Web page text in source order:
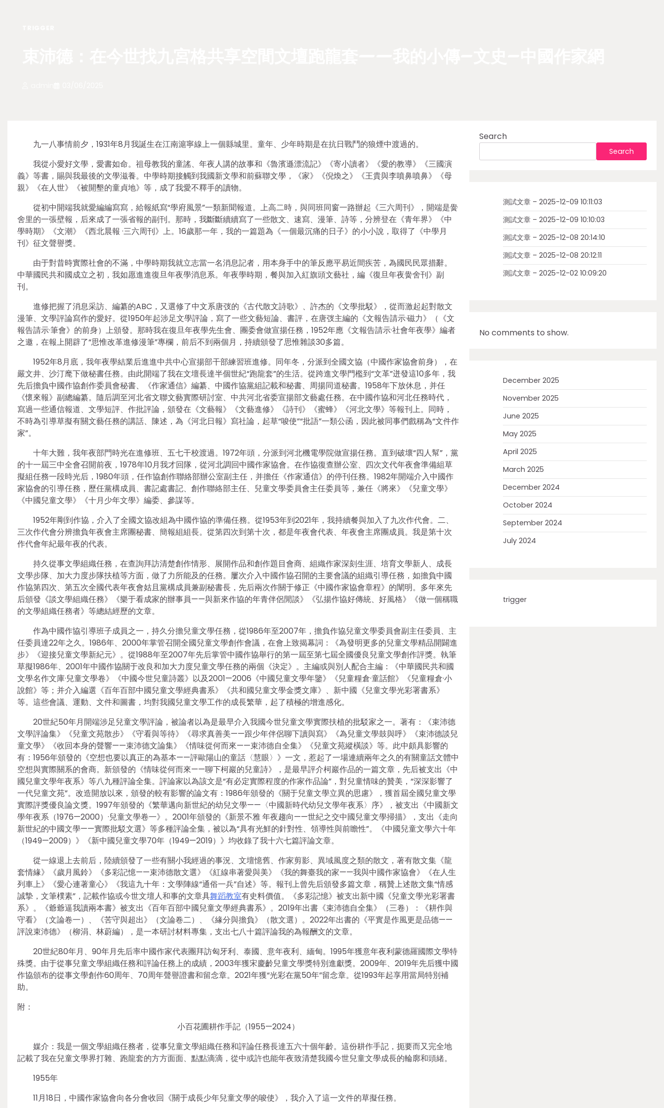
九一八事情前夕，1931年8月我誕生在江南滬寧線上一個縣城里。童年、少年時期是在抗日戰鬥的狼煙中渡過的。
我從小愛好文學，愛書如命。祖母教我的童謠、年夜人講的故事和《魯濱遜漂流記》《寄小讀者》《愛的教導》《三國演
義》等書，賜與我最後的文學滋養。中學時期接觸到我國新文學和前蘇聯文學，《家》《倪煥之》《王貴與李噴鼻噴鼻》《母
親》《在人世》《被開墾的童貞地》等，成了我愛不釋手的讀物。
從初中開端我就愛編編寫寫，給報紙寫“學府風景”一類新聞報道。上高二時，與同班同窗一路辦起《三六周刊》，開端是黌
舍里的一張壁報，后來成了一張省報的副刊。那時，我斷斷續續寫了一些散文、速寫、漫筆、詩等，分辨登在《青年界》《中
學時期》《文潮》《西北晨報 ·三六周刊》上。16歲那一年，我的一篇題為《一個最沉痛的日子》的小小說，取得了《中學月
刊》征文聲譽獎。
由于對昔時實際社會的不滿，中學時期我就立志當一名消息記者，用本身手中的筆反應平易近間疾苦，為國民民眾措辭。
中華國民共和國成立之初，我如愿進進復旦年夜學消息系。年夜學時期，餐與加入紅旗頭文藝社，編《復旦年夜黌舍刊》副
刊。
進修把握了消息采訪、編纂的ABC，又選修了中文系唐弢的《古代散文詩歌》、許杰的《文學批駁》，從而激起起對散文
漫筆、文學評論寫作的愛好。從1950年起涉足文學評論，寫了一些文藝短論、書評，在唐弢主編的《文報告請示·磁力》（《文
報告請示·筆會》的前身）上頒發。那時我在復旦年夜學先生會、團委會做宣揚任務，1952年應《文報告請示·社會年夜學》編者
之邀，在報上開辟了“思惟改革進修漫筆”專欄，前后不到兩個月，持續頒發了思惟雜談30多篇。
1952年8月底，我年夜學結業后進進中共中心宣揚部干部練習班進修。同年冬，分派到全國文協（中國作家協會前身），在
嚴文井、沙汀麾下做秘書任務。由此開端了我在文壇長達半個世紀“跑龍套”的生活。從跨進文學門檻到“文革”迸發這10多年，我
先后擔負中國作協創作委員會秘書、《作家通信》編纂、中國作協黨組記載和秘書、周揚同道秘書。1958年下放休息，并任
《懷來報》副總編纂。隨后調至河北省文聯文藝實際研討室、中共河北省委宣揚部文藝處任務。在中國作協和河北任務時代，
寫過一些通信報道、文學短評、作批評論，頒發在《文藝報》《文藝進修》《詩刊》《蜜蜂》《河北文學》等報刊上。同時，
不時為引導草擬有關文藝任務的講話、陳述，為《河北日報》寫社論，起草“唆使”“批語”一類公函，因此被同事們戲稱為“文件作
家”。
十年大難，我年夜部門時光在進修班、五七干校渡過。1972年頭，分派到河北機電學院做宣揚任務。直到破壞“四人幫”，黨
的十一屆三中全會召開前夜，1978年10月我才回隊，從河北調回中國作家協會。在作協復查辦公室、四次文代年夜會準備組草
擬組任務一段時光后，1980年頭，任作協創作聯絡部辦公室副主任，并擔任《作家通信》的停刊任務。1982年開端介入中國作
家協會的引導任務，歷任黨構成員、書記處書記、創作聯絡部主任、兒童文學委員會主任委員等，兼任《將來》《兒童文學》
《中國兒童文學》《十月少年文學》編委、參謀等。
1952年剛到作協，介入了全國文協改組為中國作協的準備任務。從1953年到2021年，我持續餐與加入了九次作代會。二、
三次作代會分辨擔負年夜會主席團秘書、簡報組組長。從第四次到第十次，都是年夜會代表、年夜會主席團成員。我是第十次
作代會年紀最年夜的代表。
持久從事文學組織任務，在查詢拜訪清楚創作情形、展開作品和創作題目會商、組織作家深刻生涯、培育文學新人、成長
文學步隊、加大力度步隊扶植等方面，做了力所能及的任務。屢次介入中國作協召開的主要會議的組織引導任務，如擔負中國
作協第四次、第五次全國代表年夜會姑且黨構成員兼副秘書長，先后兩次作關于修正《中國作家協會章程》的闡明。多年來先
后頒發《談文學組織任務》《樂于看成家的辦事員——與新來作協的年青伴侶閒談》《弘揚作協好傳統、好風格》《做一個稱職
的文學組織任務者》等總結經歷的文章。
作為中國作協引導班子成員之一，持久分擔兒童文學任務，從1986年至2007年，擔負作協兒童文學委員會副主任委員、主
任委員達22年之久。1986年、2000年掌管召開全國兒童文學創作會議，在會上致揭幕詞：《為發明更多的兒童文學精品開闢進
步》《迎接兒童文學新紀元》。從1988年至2007年先后掌管中國作協舉行的第一屆至第七屆全國優良兒童文學創作評獎。執筆
草擬1986年、2001年中國作協關于改良和加大力度兒童文學任務的兩個《決定》。主編或與別人配合主編：《中華國民共和國
文學名作文庫·兒童文學卷》《中國今世兒童詩叢》以及2001—2006《中國兒童文學年鑒》《兒童糧倉·童話館》《兒童糧倉·小
說館》等；并介入編選《百年百部中國兒童文學經典書系》《共和國兒童文學金獎文庫》、新中國《兒童文學光彩署書系》
等。這些會議、運動、文件和圖書，均對我國兒童文學工作的成長繁華，起了積極的增進感化。
20世紀50年月開端涉足兒童文學評論，被論者以為是最早介入我國今世兒童文學實際扶植的批駁家之一。著有：《束沛德
文學評論集》《兒童文苑散步》《守看與等待》《尋求真善美——跟少年伴侶聊下讀與寫》《為兒童文學鼓與呼》《束沛德談兒
童文學》《收回本身的聲響——束沛德文論集》《情味從何而來——束沛德自全集》《兒童文苑縱橫談》等。此中頗具影響的
有：1956年頒發的《空想也要以真正的為基本——評歐陽山的童話〈慧眼〉》一文，惹起了一場連續兩年之久的有關童話文體中
空想與實際關系的會商。新頒發的《情味從何而來——聊下柯巖的兒童詩》，是最早評介柯巖作品的一篇文章，先后被支出《中
國兒童文學年夜系》等八九種評論全集。評論家以為該文是“有必定實際程度的作家作品論”，對兒童情味的贊美，“深深影響了
一代兒童文苑”。改造開放以來，頒發的較有影響的論文有：1986年頒發的《關于兒童文學立異的思慮》，獲首屆全國兒童文學
實際評獎優良論文獎。1997年頒發的《繁華邁向新世紀的幼兒文學——〈中國新時代幼兒文學年夜系〉序》，被支出《中國新文
學年夜系（1976—2000）·兒童文學卷一》。2001年頒發的《新景不雅 年夜趨向——世紀之交中國兒童文學掃描》，支出《走向
新世紀的中國文學——實際批駁文選》等多種評論全集，被以為“具有光鮮的針對性、領導性與前瞻性”。《中國兒童文學六十年
（1949—2009）》《新中國兒童文學70年（1949—2019）》均收錄了我十六七篇評論文章。
從一線退上去前后，陸續頒發了一些有關小我經過的事況、文壇憶舊、作家剪影、異域風度之類的散文，著有散文集《龍
套情緣》《歲月風鈴》《多彩記憶——束沛德散文選》《紅線串著愛與美》《我的舞臺我的家——我與中國作家協會》《在人生
列車上》《愛心連著童心》《我這九十年：文學陣線“通俗一兵”自述》等。報刊上曾先后頒發多篇文章，稱贊上述散文集“情感
誠摯，文筆樸素”，記載作協或今世文壇人和事的文章具舞蹈教室有史料價值。《多彩記憶》被支出新中國《兒童文學光彩署書
系》。《爺爺逼我讀兩本書》被支出《百年百部中國兒童文學經典書系》。2019年出書《束沛德自全集》（三卷）：《耕作與
守看》（文論卷一）、《苦守與超出》（文論卷二）、《緣分與擔負》（散文選）。2022年出書的《平實是作風更是品德——
評說束沛德》（柳涓、林蔚編），是一本研討材料專集，支出七八十篇評論我的為報酬文的文章。
20世紀80年月、90年月先后率中國作家代表團拜訪匈牙利、泰國、意年夜利、緬甸。1995年獲意年夜利蒙德羅國際文學特
殊獎。由于從事兒童文學組織任務和評論任務上的成績，2003年獲宋慶齡兒童文學獎特別進獻獎。2009年、2019年先后獲中國
作協頒布的從事文學創作60周年、70周年聲譽證書和留念章。2021年獲“光彩在黨50年”留念章。從1993年起享用當局特別補
助。
附：
小百花圃耕作手記（1955—2024）
媒介：我是一個文學組織任務者，從事兒童文學組織任務和評論任務長達五六十個年齡。這份耕作手記，扼要而又完全地
記載了我在兒童文學界打雜、跑龍套的方方面面、點點滴滴，從中或許也能年夜致清楚我國今世兒童文學成長的輪廓和頭緒。
1955年
11月18日，中國作家協會向各分會收回《關于成長少年兒童文學的唆使》，我介入了這一文件的草擬任務。
Search
Search
測試文章 – 2025-12-09 10:11:03
測試文章 – 2025-12-09 10:10:03
測試文章 – 2025-12-08 20:14:10
測試文章 – 2025-12-08 20:12:11
測試文章 – 2025-12-02 10:09:20
No comments to show.
December 2025
November 2025
June 2025
May 2025
April 2025
March 2025
December 2024
October 2024
September 2024
July 2024
trigger